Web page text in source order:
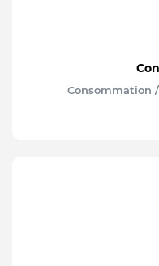
Consommation